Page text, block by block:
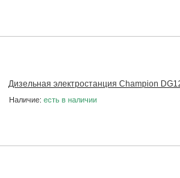
Дизельная электростанция Champion
Наличие: есть в наличии